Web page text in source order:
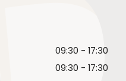
09:30 - 17:30
09:30 - 17:30